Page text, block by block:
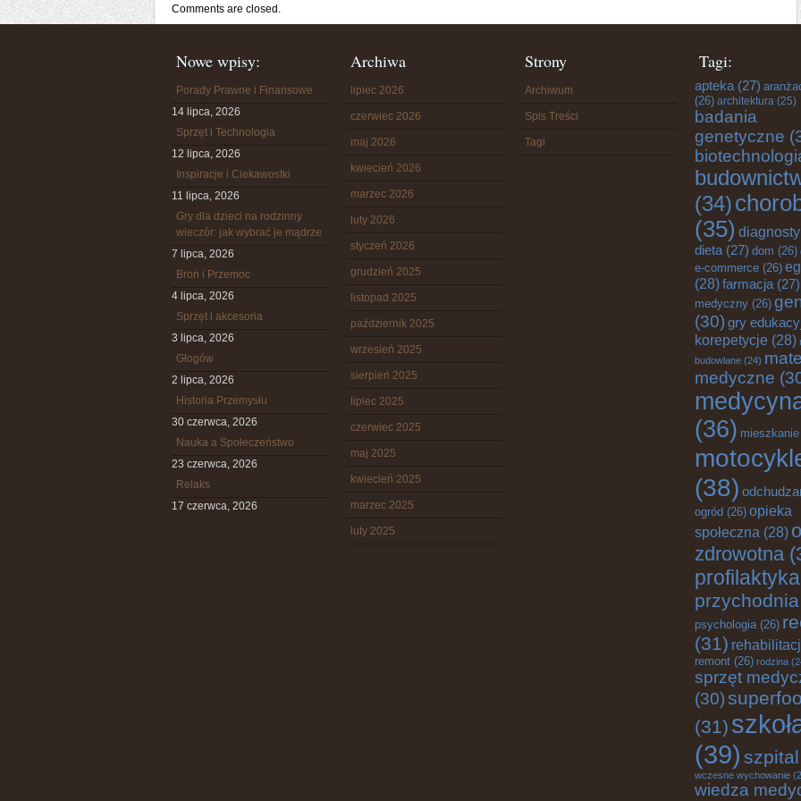
Comments are closed.
Nowe wpisy:
Porady Prawne i Finansowe
14 lipca, 2026
Sprzęt i Technologia
12 lipca, 2026
Inspiracje i Ciekawostki
11 lipca, 2026
Gry dla dzieci na rodzinny
wieczór: jak wybrać je mądrze
7 lipca, 2026
Broń i Przemoc
4 lipca, 2026
Sprzęt i akcesoria
3 lipca, 2026
Głogów
2 lipca, 2026
Historia Przemysłu
30 czerwca, 2026
Nauka a Społeczeństwo
23 czerwca, 2026
Relaks
17 czerwca, 2026
Archiwa
lipiec 2026
czerwiec 2026
maj 2026
kwiecień 2026
marzec 2026
luty 2026
styczeń 2026
grudzień 2025
listopad 2025
październik 2025
wrzesień 2025
sierpień 2025
lipiec 2025
czerwiec 2025
maj 2025
kwiecień 2025
marzec 2025
luty 2025
Strony
Archiwum
Spis Treści
Tagi
Tagi:
apteka (27)
(26) architektura (25)
badania
genetyczne
(34)
(35)
dieta (27) dom (26)
e-commerce (26)
(28)farmacja (27)
medyczny (26)
(30) gry
korepetycje (28)
budowlane (24)
medyczne
(36) mieszkanie
(38)
ogród (26) opieka
społeczna (28)
zdrowotna
profilaktyka
przychodnia
psychologia(26)
(31)
remont (26) rodzina
sprzęt
(30)
(31)
(39) szpital
wczesne wychowanie
wiedza